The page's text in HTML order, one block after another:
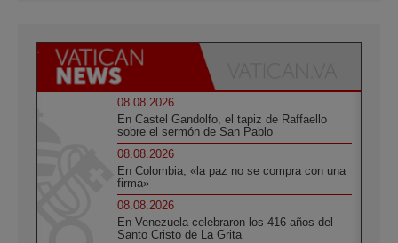
08.08.2026
En Castel Gandolfo, el tapiz de Raffaello
sobre el sermón de San Pablo
08.08.2026
En Colombia, «la paz no se compra con una
firma»
08.08.2026
En Venezuela celebraron los 416 años del
Santo Cristo de La Grita